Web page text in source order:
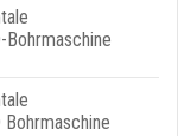
Bohrmaschine